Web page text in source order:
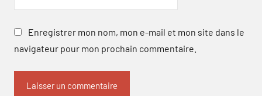
Enregistrer mon nom, mon e-mail et mon site dans le
navigateur pour mon prochain commentaire.